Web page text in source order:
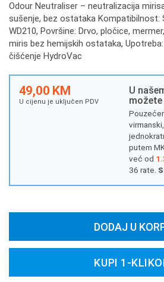
Odour Neutraliser – neutralizacija
sušenje, bez ostataka Kompatibilnost:
WD210, Površine: Drvo, pločice,
miris bez hemijskih ostataka,
čišćenje HydroVac
49,00 KM
U cijenu je uključen PDV
U
putem
već od
36 rate.
DODAJ U
KUPI 1-